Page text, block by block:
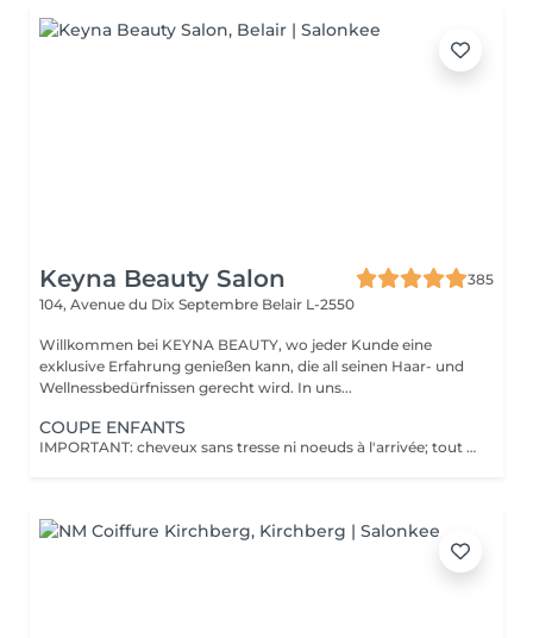
Keyna Beauty Salon
385
104, Avenue du Dix Septembre Belair L-2550
Willkommen bei KEYNA BEAUTY, wo jeder Kunde eine
exklusive Erfahrung genießen kann, die all seinen Haar- und
Wellnessbedürfnissen gerecht wird. In uns...
COUPE ENFANTS
IMPORTANT: cheveux sans tresse ni noeuds à l'arrivée; tout noeuds ou tressage entraîne l'annulation et 50% de la prestation est retenu. Veuillez noter que si un enfant arrive au salon avec des poux, nous ne pourrons pas procéder à la coupe de cheveux pour des raisons de santé et de sécurité. Dans ce cas, le rendez-vous sera tout de même facturé en raison de l'horaire réservé, afin de compenser la perte de chiffre d'affaires. Nous comprenons que cela peut être une situation difficile, et nous vous encourageons à vérifier les cheveux de votre enfant avant le rendez-vous. Merci de votre compréhension !